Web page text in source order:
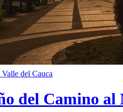
Valle del Cauca
del Camino